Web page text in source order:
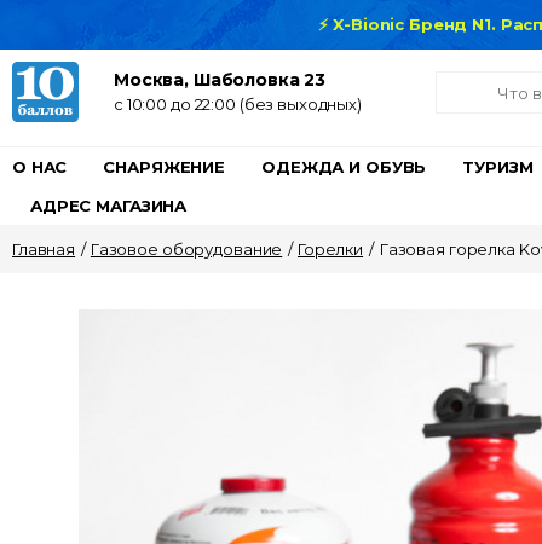
⚡ X-Bionic Бренд N1.
Москва, Шаболовка 23
c 10:00 до 22:00 (без выходных)
О НАС СНАРЯЖЕНИЕ ОДЕЖДА И ОБУВЬ
ТУРИЗМ
АДРЕС МАГАЗИНА
Главная / Газовое оборудование / Горелки / Газовая горелка